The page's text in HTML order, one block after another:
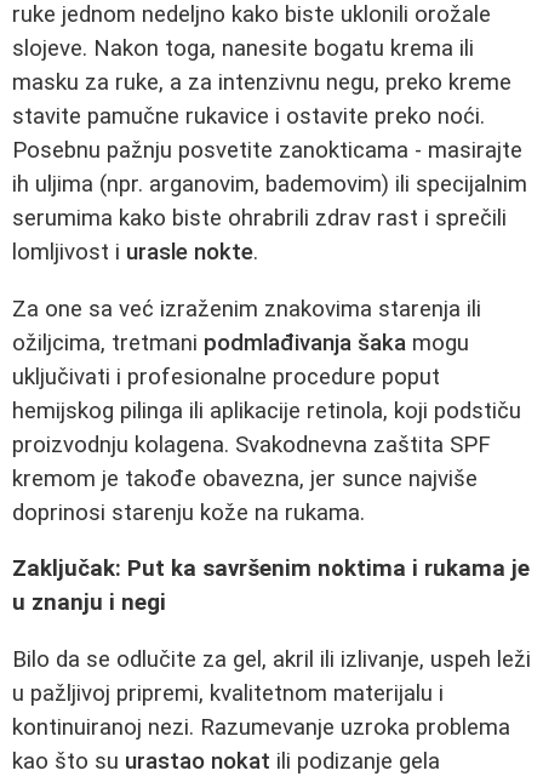
ruke jednom nedeljno kako biste uklonili orožale
slojeve. Nakon toga, nanesite bogatu krema ili
masku za ruke, a za intenzivnu negu, preko kreme
stavite pamučne rukavice i ostavite preko noći.
Posebnu pažnju posvetite zanokticama - masirajte
ih uljima (npr. arganovim, bademovim) ili specijalnim
serumima kako biste ohrabrili zdrav rast i sprečili
lomljivost i urasle nokte.
Za one sa već izraženim znakovima starenja ili
ožiljcima, tretmani podmlađivanja šaka mogu
uključivati i profesionalne procedure poput
hemijskog pilinga ili aplikacije retinola, koji podstiču
proizvodnju kolagena. Svakodnevna zaštita SPF
kremom je takođe obavezna, jer sunce najviše
doprinosi starenju kože na rukama.
Zaključak: Put ka savršenim noktima i rukama je
u znanju i negi
Bilo da se odlučite za gel, akril ili izlivanje, uspeh leži
u pažljivoj pripremi, kvalitetnom materijalu i
kontinuiranoj nezi. Razumevanje uzroka problema
kao što su urastao nokat ili podizanje gela